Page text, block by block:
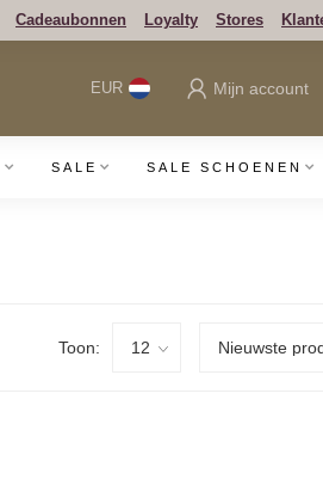
Cadeaubonnen Loyalty Stores
EUR Mijn account
SALE SALE SCHOENEN
Toon: